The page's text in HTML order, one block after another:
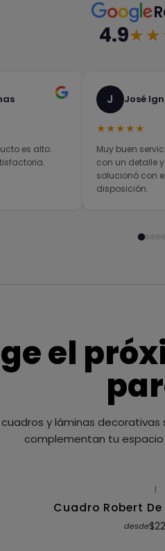
4.9
es alto.
J José
★★★★★
Muy buen
con un detalle
solucionó con
disposición.
el
y láminas
complementan tu
|
Cuadro Robert
desde